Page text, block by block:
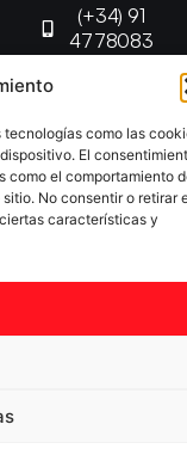
tecnologías como las
El
como el comportamiento
No consentir o retirar
características y
(+34) 91
4778083
Tenis de Mesa |